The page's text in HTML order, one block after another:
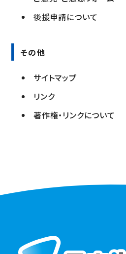
後援申請について
その他
サイトマップ
リンク
著作権・リンクについて